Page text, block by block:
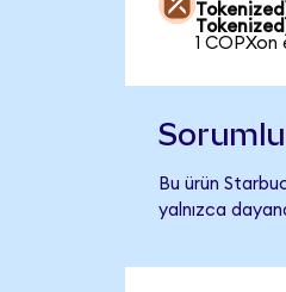
1 COPXon
Bu ürün
yalnızca